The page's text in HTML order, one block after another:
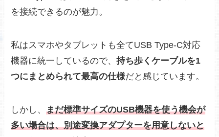
を接続できるのが魅力。
私はスマホやタブレットも全てUSB Type-C対応
機器に統一しているので、持ち歩くケーブルを1
つにまとめられて最高の仕様だと感じています。
しかし、まだ標準サイズのUSB機器を使う機会が
多い場合は、別途変換アダプターを用意しないと